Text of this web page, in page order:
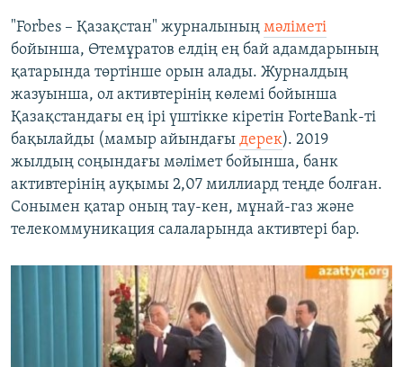
"Forbes – Қазақстан" журналының мәліметі
бойынша, Өтемұратов елдің ең бай адамдарының
қатарында төртінше орын алады. Журналдың
жазуынша, ол активтерінің көлемі бойынша
Қазақстандағы ең ірі үштікке кіретін ForteBank-ті
бақылайды (мамыр айындағы дерек). 2019
жылдың соңындағы мәлімет бойынша, банк
активтерінің ауқымы 2,07 миллиард теңде болған.
Сонымен қатар оның тау-кен, мұнай-газ және
телекоммуникация салаларында активтері бар.